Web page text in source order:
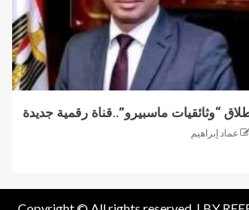
“وثائقيات ماسبيرو”..قناة رقمية جديدة
عماد إبراهيم